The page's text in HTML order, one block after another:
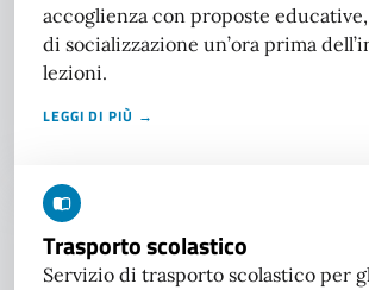
accoglienza con proposte
di socializzazione un’ora prima
lezioni.
LEGGI DI PIÙ →
Trasporto scolastico
Servizio di trasporto scolastico per